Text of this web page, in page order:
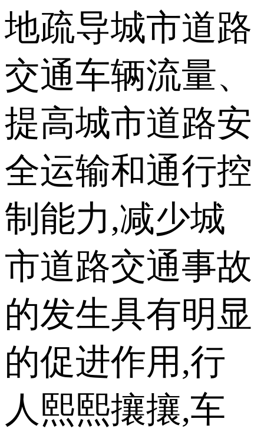
地疏导城市道路
交通车辆流量、
提高城市道路安
全运输和通行控
制能力,减少城
市道路交通事故
的发生具有明显
的促进作用,行
人熙熙攘攘,车